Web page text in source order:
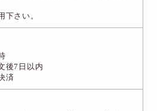
下さい。
後7日以内
済